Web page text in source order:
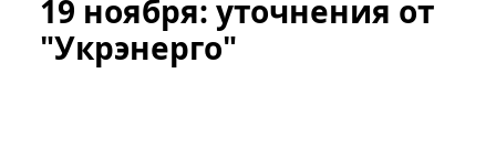
19 ноября: уточнения от
"Укрэнерго"